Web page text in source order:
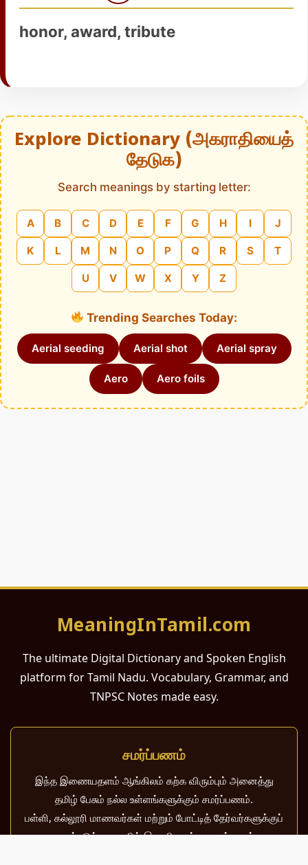
honor, award, tribute
Explore Dictionary (அகராதியைத்
தேடுக)
Search meanings by starting letter:
A B C D E F G H I J
K L M N O P Q R S T
U V W X Y Z
Trending Searches Today:
Aerial seeding Aerial shot Aerial spray
Aero Aero foils
MeaningInTamil.com
The ultimate Digital Dictionary and Spoken English
platform for Tamil Nadu. Vocabulary, Grammar, and
TNPSC Notes made easy.
சமர்ப்பணம்
இந்த இணையதளம் ஆங்கிலம் கற்க விரும்பும் அனைத்து
தமிழ் பேசும் நல்ல உள்ளங்களுக்கும் சமர்ப்பணம்.
பள்ளி, கல்லூரி மாணவர்கள் மற்றும் போட்டித் தேர்வர்களுக்குப்
பயன்படும் வகையில் இது மிகவும் கவனத்துடன்